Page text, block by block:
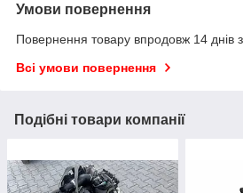
Умови повернення
Повернення товару впродовж 14 днів
Всі умови повернення
Подібні товари компанії